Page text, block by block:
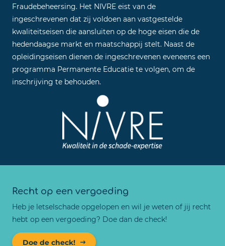
Fraudebeheersing. Het NIVRE eist van de
ingeschrevenen dat zij voldoen aan vastgestelde
kwaliteitseisen die aansluiten op de hoge eisen die de
hedendaagse markt en maatschappij stelt. Naast de
opleidingseisen dienen de ingeschrevenen eveneens een
programma Permanente Educatie te volgen, om de
inschrijving te behouden.
Recht op een vergoeding
Heb je letselschade opgelopen en wil je weten of jij recht
hebt op een vergoeding? Doe dan de check!
Doe de check!